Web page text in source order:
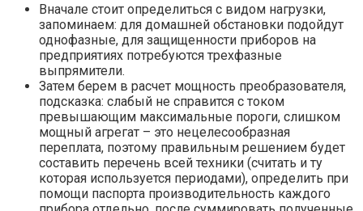
Вначале стоит определиться с видом нагрузки,
запоминаем: для домашней обстановки подойдут
однофазные, для защищенности приборов на
предприятиях потребуются трехфазные
выпрямители.
Затем берем в расчет мощность преобразователя,
подсказка: слабый не справится с током
превышающим максимальные пороги, слишком
мощный агрегат – это нецелесообразная
переплата, поэтому правильным решением будет
составить перечень всей техники (считать и ту
которая используется периодами), определить при
помощи паспорта производительность каждого